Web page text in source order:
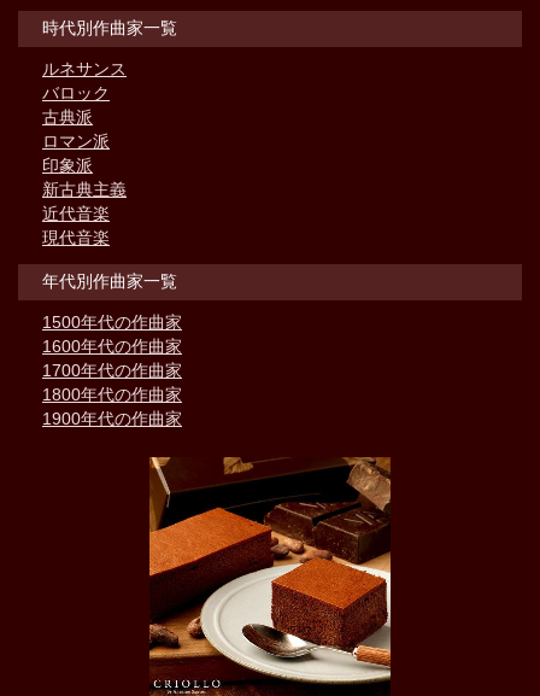
時代別作曲家一覧
ルネサンス
バロック
古典派
ロマン派
印象派
新古典主義
近代音楽
現代音楽
年代別作曲家一覧
1500年代の作曲家
1600年代の作曲家
1700年代の作曲家
1800年代の作曲家
1900年代の作曲家